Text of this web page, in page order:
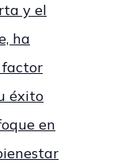
y el
ha
factor
éxito
en